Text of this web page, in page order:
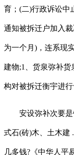
育；(二)行政诉讼中
通知被拆迁户加入
为一个月)，连系现
建物;1、货泉弥补
构对被拆迁衡宇进行
安设弥补次要是
式石(砖)木、土木建
几多钱?《中华人平